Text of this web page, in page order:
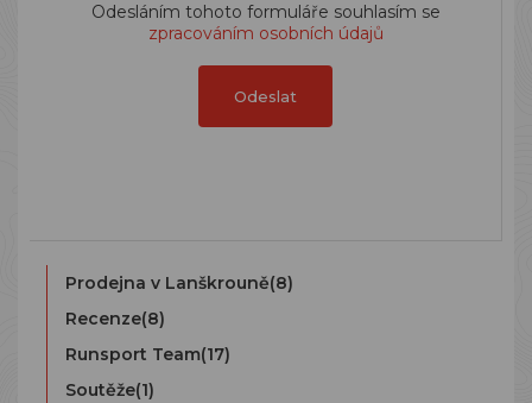
Odesláním tohoto formuláře souhlasím se
zpracováním osobních údajů
Odeslat
Prodejna v Lanškrouně(8)
Recenze(8)
Runsport Team(17)
Soutěže(1)